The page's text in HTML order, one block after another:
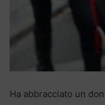
Ha abbracciato un